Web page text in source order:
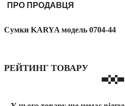
ПРО ПРОДАВЦЯ
Сумки KARYA модель 0704-44
РЕЙТИНГ ТОВАРУ